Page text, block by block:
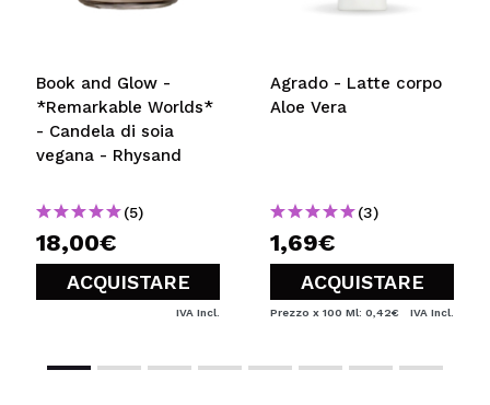
Book and Glow -
*Remarkable Worlds*
- Candela di soia
vegana - Rhysand
(5)
18,00€
ACQUISTARE
IVA Incl.
Agrado - Latte corpo
Aloe Vera
(3)
1,69€
ACQUISTARE
Prezzo x 100 Ml: 0,42€ IVA Incl.